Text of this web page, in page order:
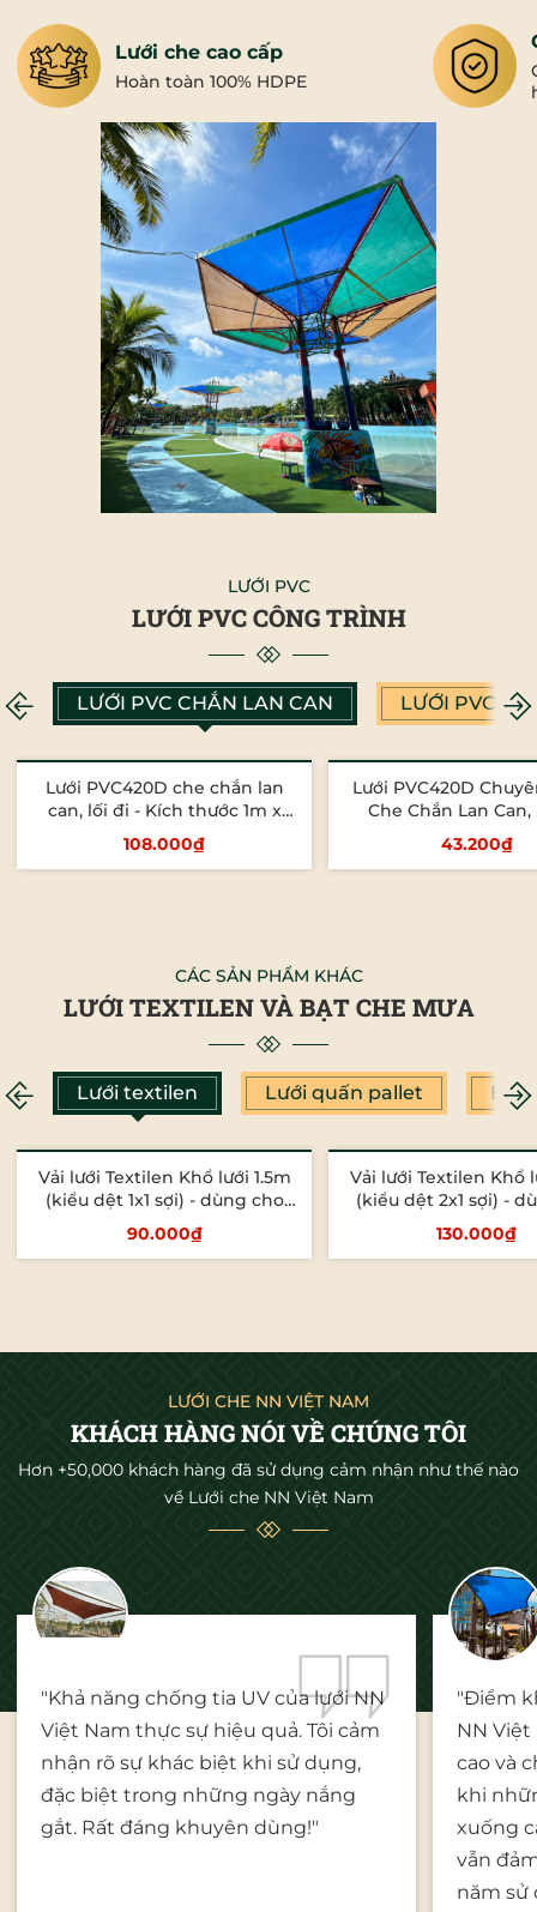
Lưới che cao cấp
Hoàn toàn 100% HDPE
LƯỚI PVC
LƯỚI PVC CÔNG TRÌNH
LƯỚI PVC CHẮN LAN CAN LƯỚI PVC
Lưới PVC420D che chắn lan
can, lối đi - Kích thước 1m x
1.2m
108.000₫
Lưới PVC420D
Che Chắn Lan
43.200₫
CÁC SẢN PHẨM KHÁC
LƯỚI TEXTILEN VÀ BẠT CHE MƯA
Lưới textilen Lưới quấn pallet Bạt
Vải lưới Textilen Khổ lưới 1.5m
(kiểu dệt 1x1 sợi) - dùng cho
ghế ngồi ngoài trời, ghế hồ bơi
90.000₫
Vải lưới Textilen Khổ
(kiểu dệt 2x1 sợi) -
ghế ngồi ngoài trời,
130.000₫
LƯỚI CHE NN VIỆT NAM
KHÁCH HÀNG NÓI VỀ CHÚNG TÔI
Hơn +50,000 khách hàng đã sử dụng cảm nhận như thế nào
về Lưới che NN Việt Nam
"Khả năng chống tia UV của lưới NN
Việt Nam thực sự hiệu quả. Tôi cảm
nhận rõ sự khác biệt khi sử dụng,
đặc biệt trong những ngày nắng
gắt. Rất đáng khuyên dùng!"
"Điểm
NN
cao và
khi
xuống
vẫn
năm sử